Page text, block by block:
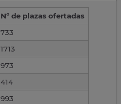
Nº de plazas ofertadas
733
1713
973
414
993